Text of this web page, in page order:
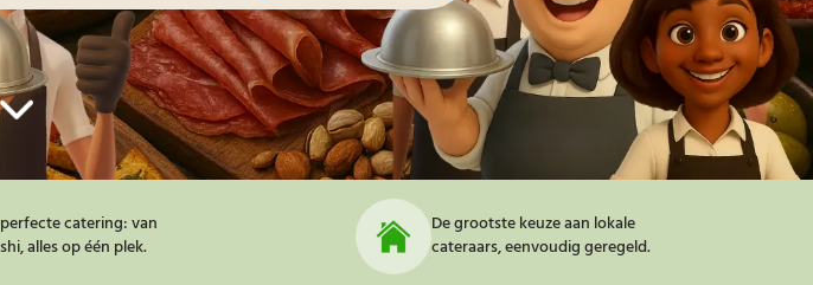
catering: van
alles op één plek.
De grootste keuze aan lokale
cateraars, eenvoudig geregeld.